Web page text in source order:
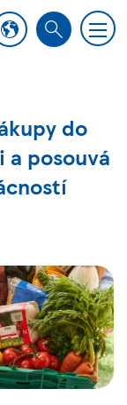
S
c
M
e
do
a posouvá